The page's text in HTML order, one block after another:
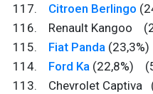
117. Citroen Berlingo
116. Renault Kangoo
115. Fiat Panda
114. Ford Ka (22,8%)
113. Chevrolet Captiva